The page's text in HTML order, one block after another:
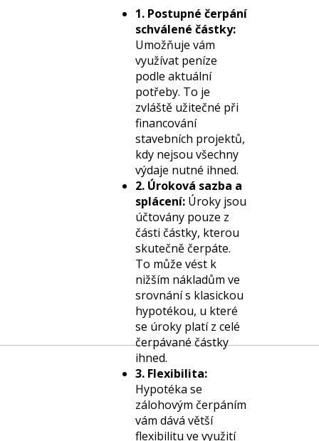
1. Postupné čerpání
schválené částky:
Umožňuje vám
využívat peníze
podle aktuální
potřeby. To je
zvláště užitečné při
financování
stavebních projektů,
kdy nejsou všechny
výdaje nutné ihned.
2. Úroková sazba a
splácení: Úroky jsou
účtovány pouze z
části částky, kterou
skutečně čerpáte.
To může vést k
nižším nákladům ve
srovnání s klasickou
hypotékou, u které
se úroky platí z celé
čerpávané částky
ihned.
3. Flexibilita:
Hypotéka se
zálohovým čerpáním
vám dává větší
flexibilitu ve využití